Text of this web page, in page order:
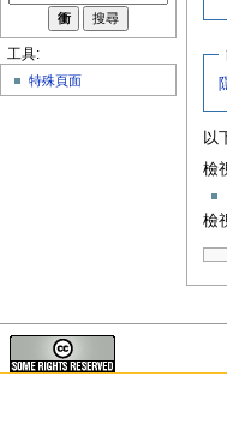
以
檢
檢
工具:
特殊頁面